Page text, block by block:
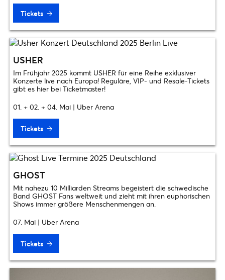
Tickets
USHER
Im Frühjahr 2025 kommt USHER für eine Reihe exklusiver
Konzerte live nach Europa! Reguläre, VIP- und Resale-Tickets
gibt es hier bei Ticketmaster!
01. + 02. + 04. Mai | Uber Arena
Tickets
GHOST
Mit nahezu 10 Milliarden Streams begeistert die schwedische
Band GHOST Fans weltweit und zieht mit ihren euphorischen
Shows immer größere Menschenmengen an.
07. Mai | Uber Arena
Tickets